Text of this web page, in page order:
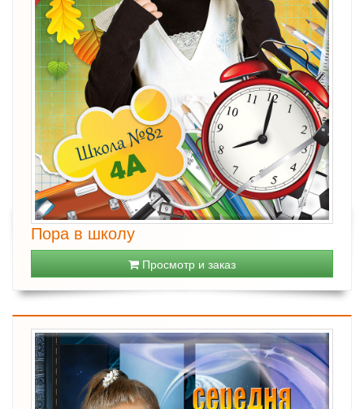
Пора в школу
Просмотр и заказ